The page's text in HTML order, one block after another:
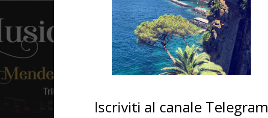
Iscriviti al canale Telegram